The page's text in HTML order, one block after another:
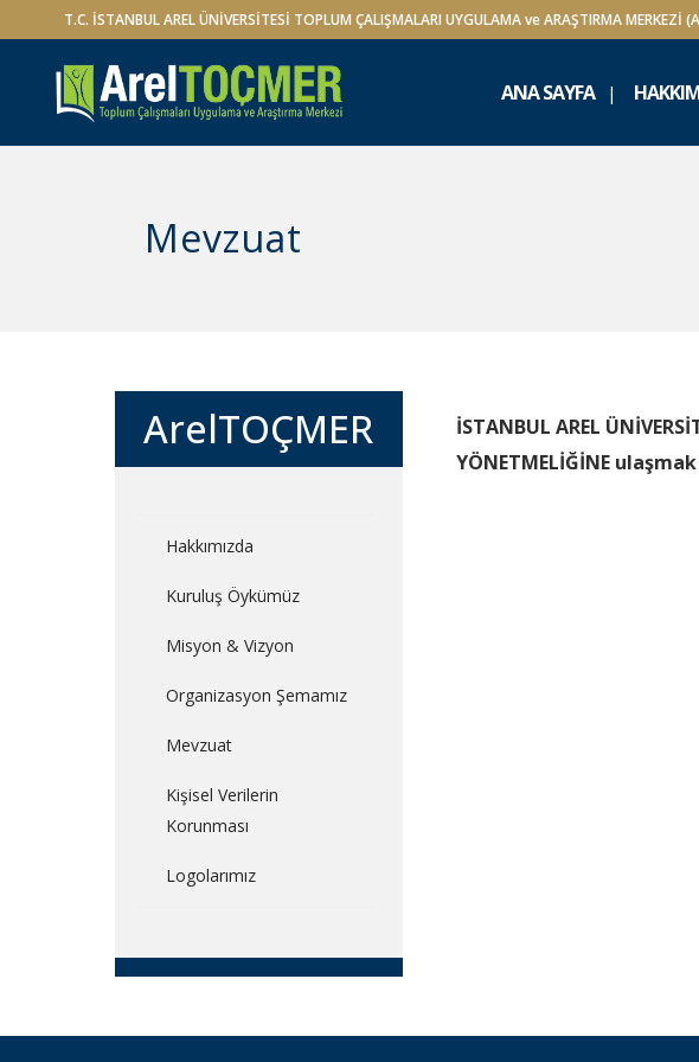
T.C. İSTANBUL AREL ÜNİVERSİTESİ TOPLUM ÇALIŞMALARI UYGULAMA ve ARAŞTIRMA MERKEZİ
ANA SAYFA
Mevzuat
ArelTOÇMER
Hakkımızda
Kuruluş Öykümüz
Misyon & Vizyon
Organizasyon Şemamız
Mevzuat
Kişisel Verilerin
Korunması
Logolarımız
İSTANBUL AREL
YÖNETMELİĞİNE